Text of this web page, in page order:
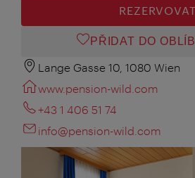
REZERVOVAT
PŘIDAT DO
Lange Gasse 10, 1080 Wien
www.pension-wild.com
+43 1 406 51 74
info@pension-wild.com